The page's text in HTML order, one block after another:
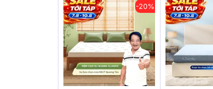
-20%